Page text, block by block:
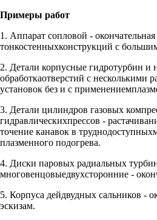
Примеры работ
1. Аппарат сопловой - окончательная
тонкостенныхконструкций с
2. Детали корпусные гидротурбин и
обработкаотверстий с несколькими
установок без и с
3. Детали цилиндров газовых
гидравлическихпрессов -
точение канавок в
плазменного подогрева.
4. Диски паровых радиальных
многовенцовыедвухсторонние -
5. Корпуса дейдвудных сальников -
эскизам.